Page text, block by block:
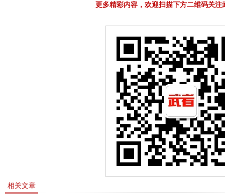
更多精彩内容，欢迎扫描下方二维码关注
相关文章